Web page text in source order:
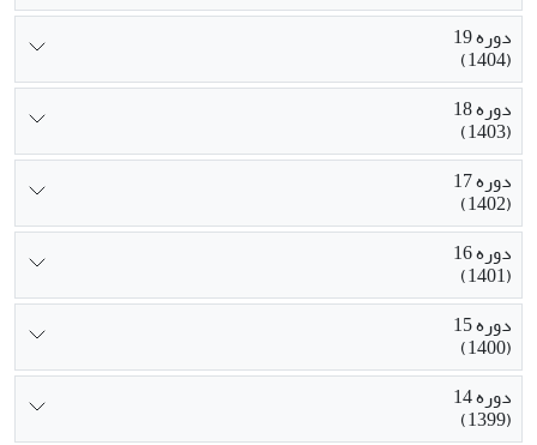
دوره 19
(1404)
دوره 18
(1403)
دوره 17
(1402)
دوره 16
(1401)
دوره 15
(1400)
دوره 14
(1399)